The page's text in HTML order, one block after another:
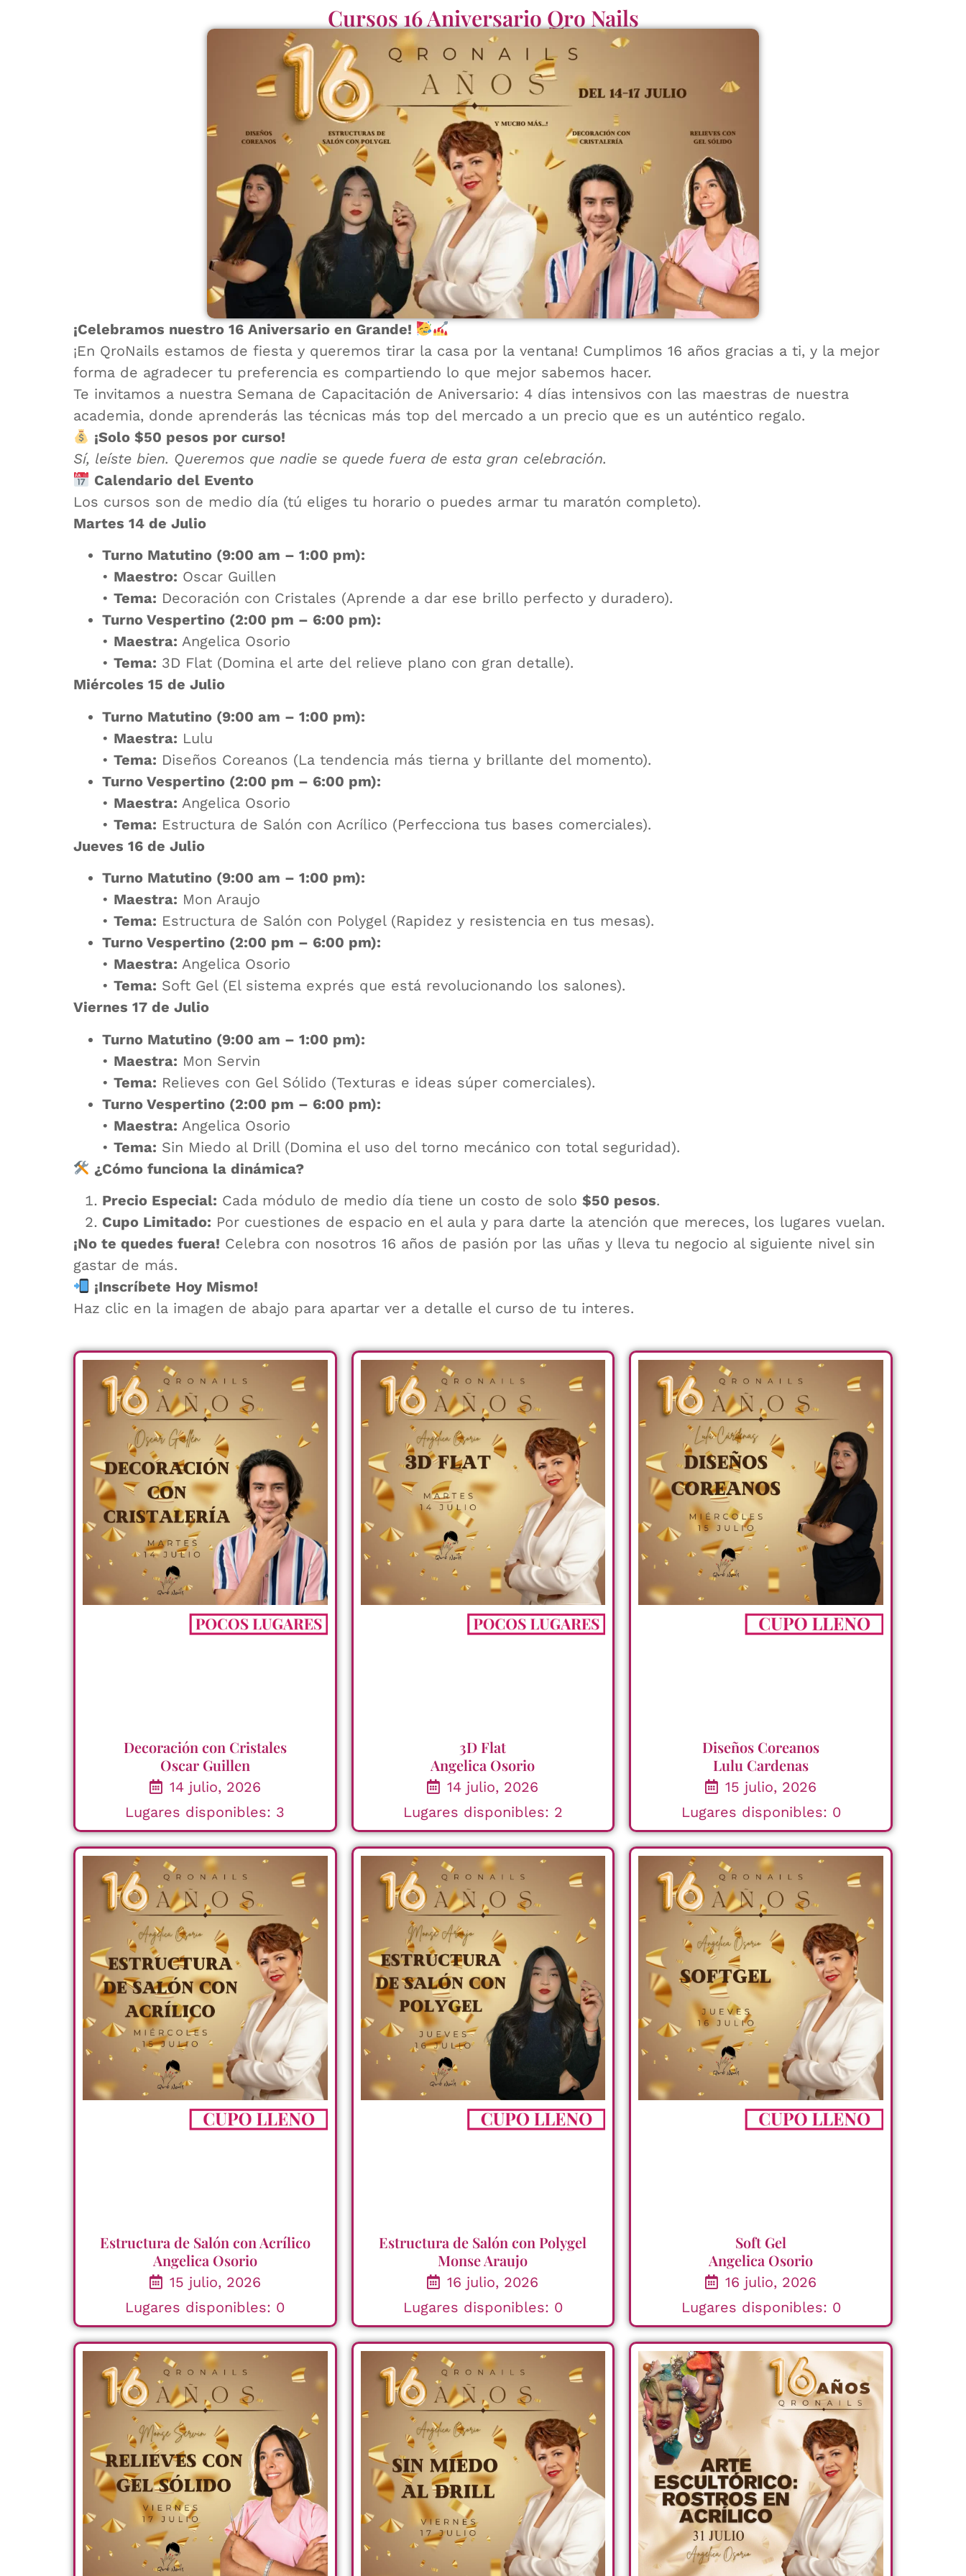
Cursos 16 Aniversario Qro Nails
¡Celebramos nuestro 16 Aniversario en Grande!
¡En QroNails estamos de fiesta y queremos tirar la casa por la ventana! Cumplimos 16 años gracias a ti, y la mejor
forma de agradecer tu preferencia es compartiendo lo que mejor sabemos hacer.
Te invitamos a nuestra Semana de Capacitación de Aniversario: 4 días intensivos con las maestras de nuestra
academia, donde aprenderás las técnicas más top del mercado a un precio que es un auténtico regalo.
¡Solo $50 pesos por curso!
Sí, leíste bien. Queremos que nadie se quede fuera de esta gran celebración.
Calendario del Evento
Los cursos son de medio día (tú eliges tu horario o puedes armar tu maratón completo).
Martes 14 de Julio
Turno Matutino (9:00 am – 1:00 pm):
• Maestro: Oscar Guillen
• Tema: Decoración con Cristales (Aprende a dar ese brillo perfecto y duradero).
Turno Vespertino (2:00 pm – 6:00 pm):
• Maestra: Angelica Osorio
• Tema: 3D Flat (Domina el arte del relieve plano con gran detalle).
Miércoles 15 de Julio
Turno Matutino (9:00 am – 1:00 pm):
• Maestra: Lulu
• Tema: Diseños Coreanos (La tendencia más tierna y brillante del momento).
Turno Vespertino (2:00 pm – 6:00 pm):
• Maestra: Angelica Osorio
• Tema: Estructura de Salón con Acrílico (Perfecciona tus bases comerciales).
Jueves 16 de Julio
Turno Matutino (9:00 am – 1:00 pm):
• Maestra: Mon Araujo
• Tema: Estructura de Salón con Polygel (Rapidez y resistencia en tus mesas).
Turno Vespertino (2:00 pm – 6:00 pm):
• Maestra: Angelica Osorio
• Tema: Soft Gel (El sistema exprés que está revolucionando los salones).
Viernes 17 de Julio
Turno Matutino (9:00 am – 1:00 pm):
• Maestra: Mon Servin
• Tema: Relieves con Gel Sólido (Texturas e ideas súper comerciales).
Turno Vespertino (2:00 pm – 6:00 pm):
• Maestra: Angelica Osorio
• Tema: Sin Miedo al Drill (Domina el uso del torno mecánico con total seguridad).
¿Cómo funciona la dinámica?
Precio Especial: Cada módulo de medio día tiene un costo de solo $50 pesos.
Cupo Limitado: Por cuestiones de espacio en el aula y para darte la atención que mereces, los lugares vuelan.
¡No te quedes fuera! Celebra con nosotros 16 años de pasión por las uñas y lleva tu negocio al siguiente nivel sin
gastar de más.
¡Inscríbete Hoy Mismo!
Haz clic en la imagen de abajo para apartar ver a detalle el curso de tu interes.
Decoración con Cristales
Oscar Guillen
14 julio, 2026
Lugares disponibles: 3
3D Flat
Angelica Osorio
14 julio, 2026
Lugares disponibles: 2
Diseños Coreanos
Lulu Cardenas
15 julio, 2026
Lugares disponibles: 0
Estructura de Salón con Acrílico
Angelica Osorio
15 julio, 2026
Lugares disponibles: 0
Estructura de Salón con Polygel
Monse Araujo
16 julio, 2026
Lugares disponibles: 0
Soft Gel
Angelica Osorio
16 julio, 2026
Lugares disponibles: 0